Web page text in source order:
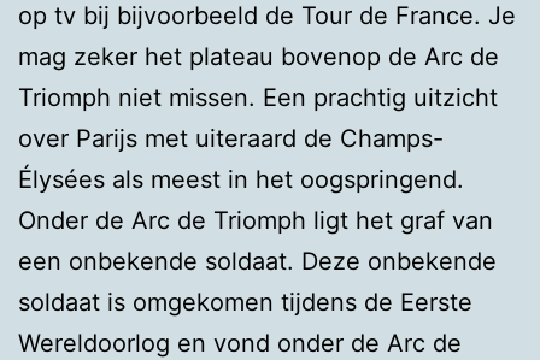
op tv bij bijvoorbeeld de Tour de France. Je
mag zeker het plateau bovenop de Arc de
Triomph niet missen. Een prachtig uitzicht
over Parijs met uiteraard de Champs-
Élysées als meest in het oogspringend.
Onder de Arc de Triomph ligt het graf van
een onbekende soldaat. Deze onbekende
soldaat is omgekomen tijdens de Eerste
Wereldoorlog en vond onder de Arc de